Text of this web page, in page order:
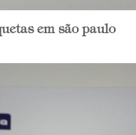
em são paulo